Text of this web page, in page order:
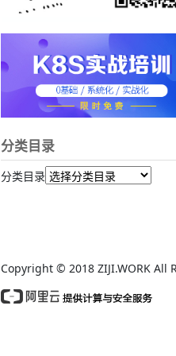
分类目录
分类目录
Copyright © 2018 ZIJI.WORK